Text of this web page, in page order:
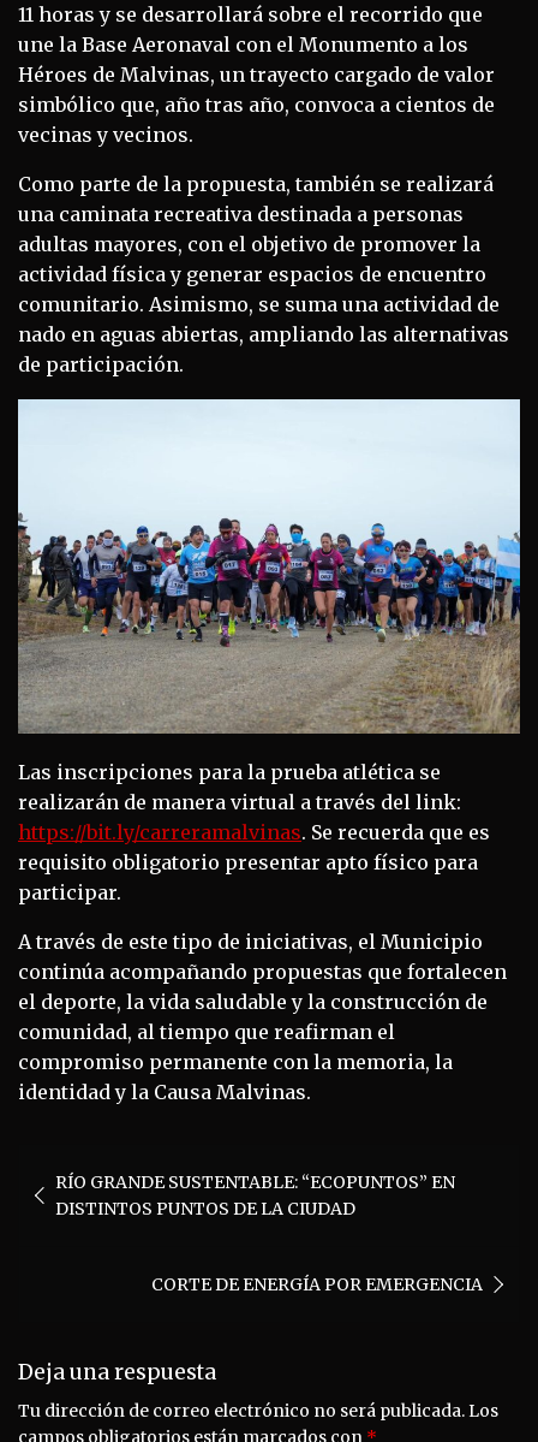
11 horas y se desarrollará sobre el recorrido que
une la Base Aeronaval con el Monumento a los
Héroes de Malvinas, un trayecto cargado de valor
simbólico que, año tras año, convoca a cientos de
vecinas y vecinos.
Como parte de la propuesta, también se realizará
una caminata recreativa destinada a personas
adultas mayores, con el objetivo de promover la
actividad física y generar espacios de encuentro
comunitario. Asimismo, se suma una actividad de
nado en aguas abiertas, ampliando las alternativas
de participación.
Las inscripciones para la prueba atlética se
realizarán de manera virtual a través del link:
https://bit.ly/carreramalvinas. Se recuerda que es
requisito obligatorio presentar apto físico para
participar.
A través de este tipo de iniciativas, el Municipio
continúa acompañando propuestas que fortalecen
el deporte, la vida saludable y la construcción de
comunidad, al tiempo que reafirman el
compromiso permanente con la memoria, la
identidad y la Causa Malvinas.
Navegación
de RÍO GRANDE SUSTENTABLE: “ECOPUNTOS” EN
DISTINTOS PUNTOS DE LA CIUDAD
CORTE DE ENERGÍA POR EMERGENCIA
Deja una respuesta
Tu dirección de correo electrónico no será publicada.Los
campos obligatorios están marcados con *